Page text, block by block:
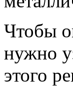
Чтобы
нужно
этого